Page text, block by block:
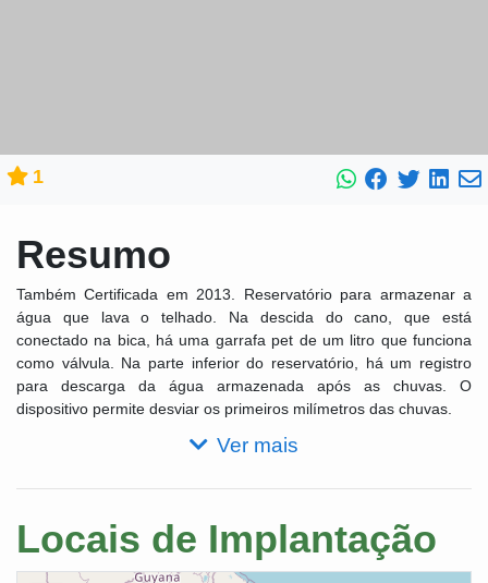
1
Resumo
Também Certificada em 2013. Reservatório para armazenar a
água que lava o telhado. Na descida do cano, que está
conectado na bica, há uma garrafa pet de um litro que funciona
como válvula. Na parte inferior do reservatório, há um registro
para descarga da água armazenada após as chuvas. O
dispositivo permite desviar os primeiros milímetros das chuvas.
Ver mais
Locais de Implantação